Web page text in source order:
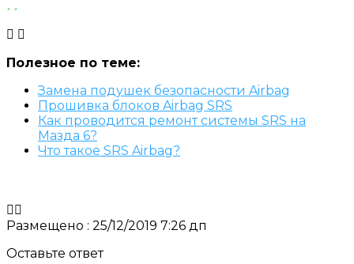
Полезное по теме:
Замена подушек безопасности Airbag
Прошивка блоков Airbag SRS
Как проводится ремонт системы SRS на
Мазда 6?
Что такое SRS Airbag?
Размещено : 25/12/2019 7:26 дп
Оставьте ответ